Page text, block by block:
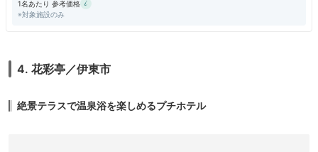
1名あたり 参考価格
※対象施設のみ
4. 花彩亭／伊東市
絶景テラスで温泉浴を楽しめるプチホテル